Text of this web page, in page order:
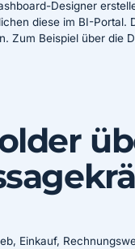
Designer
diese im BI-Portal.
Zum Beispiel über die
Einkauf,